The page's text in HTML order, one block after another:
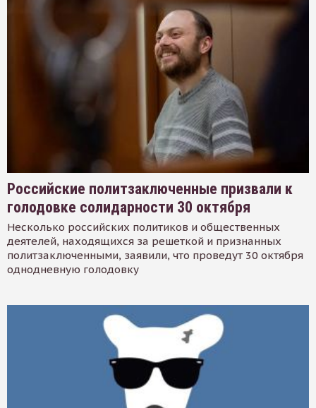
Российские политзаключенные призвали к
голодовке солидарности 30 октября
Несколько российских политиков и общественных
деятелей, находящихся за решеткой и признанных
политзаключенными, заявили, что проведут 30 октября
однодневную голодовку